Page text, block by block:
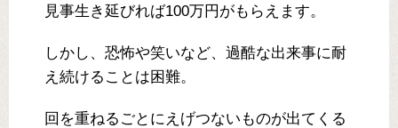
見事生き延びれば100万円がもらえます。
しかし、恐怖や笑いなど、過酷な出来事に耐
え続けることは困難。
回を重ねるごとにえげつないものが出てくる